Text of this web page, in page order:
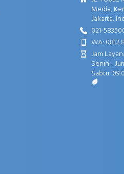
Media,
Jakarta,
021-
WA: 0812
Jam
Senin -
Sabtu: